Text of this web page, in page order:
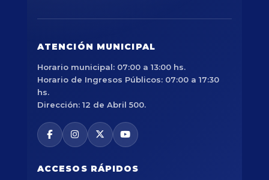
ATENCIÓN MUNICIPAL
Horario municipal: 07:00 a 13:00 hs.
Horario de Ingresos Públicos: 07:00 a 17:30
hs.
Dirección: 12 de Abril 500.
ACCESOS RÁPIDOS